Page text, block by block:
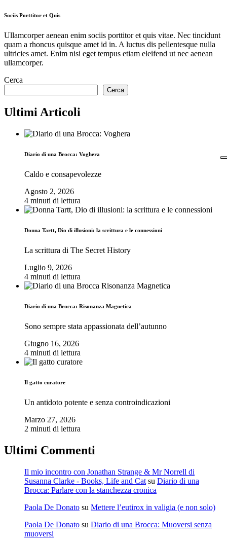
Sociis Porttitor et Quis
Ullamcorper aenean enim sociis porttitor et quis vitae. Nec tincidunt
quam a rhoncus quisque amet id in. A luctus dis pellentesque nulla
ultricies amet. Enim nisi eget tempus etiam eleifend ut nec aenean
ullamcorper.
Cerca
Cerca
Ultimi Articoli
Diario di una Brocca: Voghera
Caldo e consapevolezze
Agosto 2, 2026
4 minuti di lettura
Donna Tartt, Dio di illusioni: la scrittura e le connessioni
La scrittura di The Secret History
Luglio 9, 2026
4 minuti di lettura
Diario di una Brocca: Risonanza Magnetica
Sono sempre stata appassionata dell’autunno
Giugno 16, 2026
4 minuti di lettura
Il gatto curatore
Un antidoto potente e senza controindicazioni
Marzo 27, 2026
2 minuti di lettura
Ultimi Commenti
Il mio incontro con Jonathan Strange & Mr Norrell di
Susanna Clarke - Books, Life and Cat su Diario di una
Brocca: Parlare con la stanchezza cronica
Paola De Donato su Mettere l’eutirox in valigia (e non solo)
Paola De Donato su Diario di una Brocca: Muoversi senza
muoversi